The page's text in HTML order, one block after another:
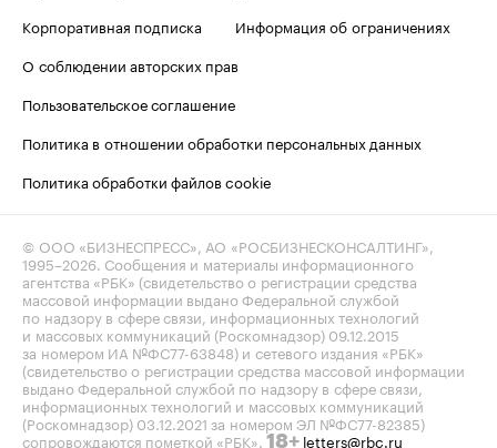
Корпоративная подписка
Информация об ограничениях
О соблюдении авторских прав
Пользовательское соглашение
Политика в отношении обработки персональных данных
Политика обработки файлов cookie
© ООО «БИЗНЕСПРЕСС», АО «РОСБИЗНЕСКОНСАЛТИНГ»,
1995–2026. Сообщения и материалы информационного
агентства «РБК» (свидетельство о регистрации средства
массовой информации выдано Федеральной службой
по надзору в сфере связи, информационных технологий
и массовых коммуникаций (Роскомнадзор) 09.12.2015
за номером ИА №ФС77-63848) и сетевого издания «РБК»
(свидетельство о регистрации средства массовой информации
выдано Федеральной службой по надзору в сфере связи,
информационных технологий и массовых коммуникаций
(Роскомнадзор) 03.12.2021 за номером ЭЛ №ФС77-82385)
сопровождаются пометкой «РБК». 18+ letters@rbc.ru